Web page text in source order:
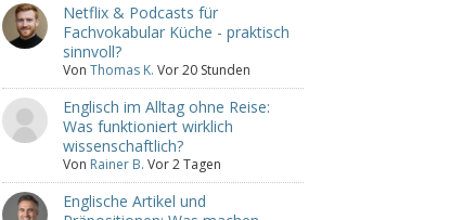
Netflix & Podcasts für
Fachvokabular Küche - praktisch
sinnvoll?
Von Thomas K. Vor 20 Stunden
Englisch im Alltag ohne Reise:
Was funktioniert wirklich
wissenschaftlich?
Von Rainer B. Vor 2 Tagen
Englische Artikel und